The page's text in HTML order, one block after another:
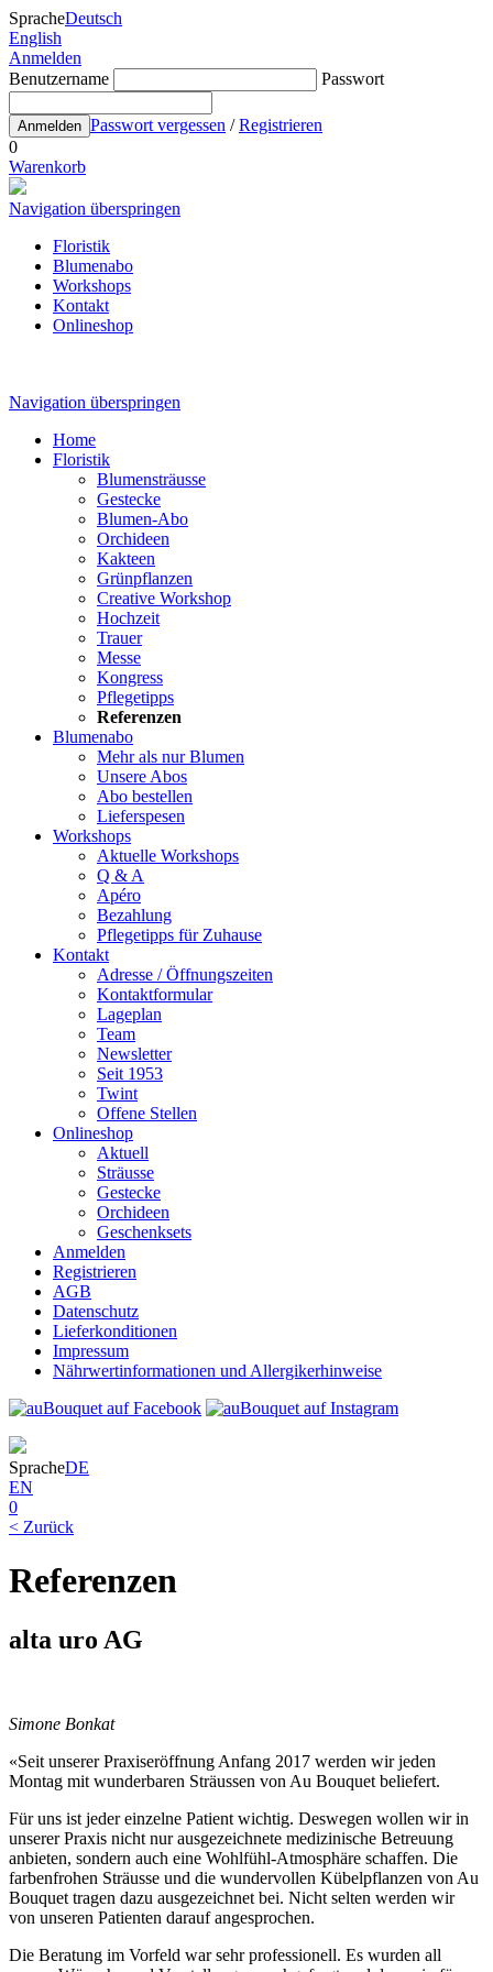
SpracheDeutsch
English
Anmelden
Benutzername
Passwort
Anmelden Passwort vergessen /Registrieren
0
Warenkorb
Navigation überspringen
Floristik
Blumenabo
Workshops
Kontakt
Onlineshop
Navigation überspringen
Home
Floristik
Blumensträusse
Gestecke
Blumen-Abo
Orchideen
Kakteen
Grünpflanzen
Creative Workshop
Hochzeit
Trauer
Messe
Kongress
Pflegetipps
Referenzen
Blumenabo
Mehr als nur Blumen
Unsere Abos
Abo bestellen
Lieferspesen
Workshops
Aktuelle Workshops
Q & A
Apéro
Bezahlung
Pflegetipps für Zuhause
Kontakt
Adresse / Öffnungszeiten
Kontaktformular
Lageplan
Team
Newsletter
Seit 1953
Twint
Offene Stellen
Onlineshop
Aktuell
Sträusse
Gestecke
Orchideen
Geschenksets
Anmelden
Registrieren
AGB
Datenschutz
Lieferkonditionen
Impressum
Nährwertinformationen und Allergikerhinweise
SpracheDE
EN
0
< Zurück
Referenzen
alta uro AG
Simone Bonkat
«Seit unserer Praxiseröffnung Anfang 2017 werden wir jeden
Montag mit wunderbaren Sträussen von Au Bouquet beliefert.
Für uns ist jeder einzelne Patient wichtig. Deswegen wollen wir in
unserer Praxis nicht nur ausgezeichnete medizinische Betreuung
anbieten, sondern auch eine Wohlfühl-Atmosphäre schaffen. Die
farbenfrohen Sträusse und die wundervollen Kübelpflanzen von Au
Bouquet tragen dazu ausgezeichnet bei. Nicht selten werden wir
von unseren Patienten darauf angesprochen.
Die Beratung im Vorfeld war sehr professionell. Es wurden all